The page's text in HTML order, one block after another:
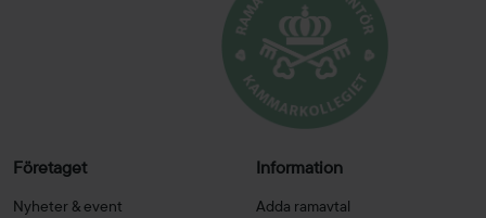
Företaget
Nyheter & event
Information
Adda ramavtal